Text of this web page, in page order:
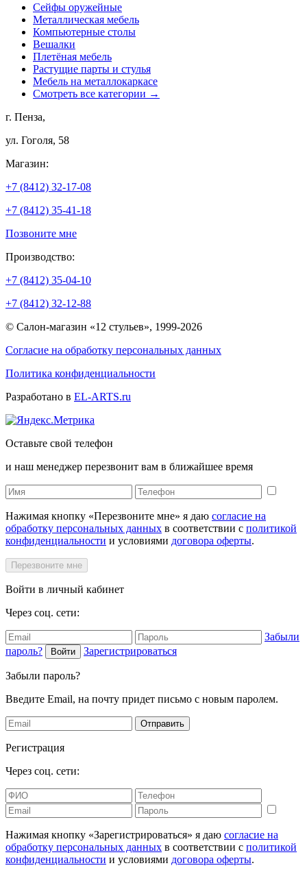
Сейфы оружейные
Металлическая мебель
Компьютерные столы
Вешалки
Плетёная мебель
Растущие парты и стулья
Мебель на металлокаркасе
Смотреть все категории →
г. Пенза,
ул. Гоголя, 58
Магазин:
+7 (8412) 32-17-08
+7 (8412) 35-41-18
Позвоните мне
Производство:
+7 (8412) 35-04-10
+7 (8412) 32-12-88
© Салон-магазин «12 стульев», 1999-2026
Согласие на обработку персональных данных
Политика конфиденциальности
Разработано в EL-ARTS.ru
Оставьте свой телефон
и наш менеджер перезвонит вам в ближайшее время
Нажимая кнопку «Перезвоните мне» я даю согласие на
обработку персональных данных в соответствии с политикой
конфиденциальности и условиями договора оферты.
Перезвоните мне
Войти в личный кабинет
Через соц. сети:
Забыли
пароль?
Войти Зарегистрироваться
Забыли пароль?
Введите Email, на почту придет письмо с новым паролем.
Отправить
Регистрация
Через соц. сети:
Нажимая кнопку «Зарегистрироваться» я даю согласие на
обработку персональных данных в соответствии с политикой
конфиденциальности и условиями договора оферты.